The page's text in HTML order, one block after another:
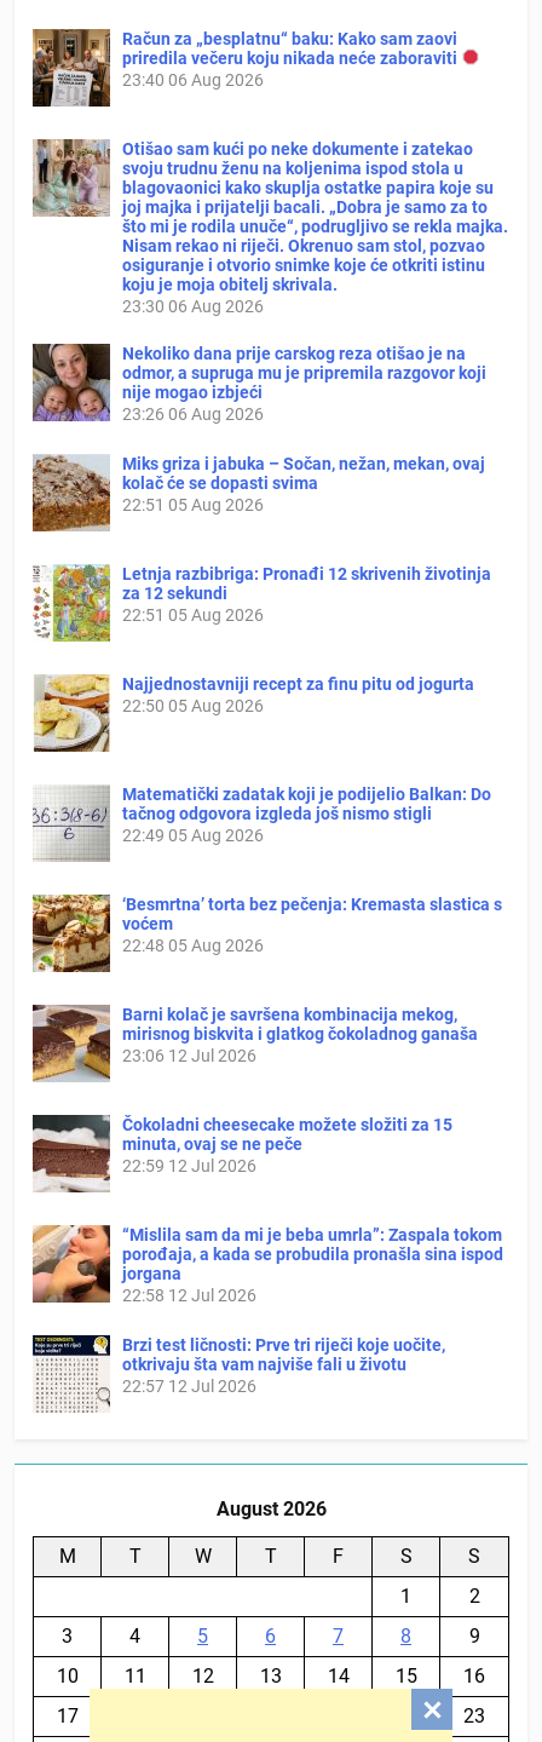
Račun za „besplatnu“ baku: Kako sam zaovi
priredila večeru koju nikada neće zaboraviti
23:40 06 Aug 2026
Otišao sam kući po neke dokumente i zatekao
svoju trudnu ženu na koljenima ispod stola u
blagovaonici kako skuplja ostatke papira koje su
joj majka i prijatelji bacali. „Dobra je samo za to
što mi je rodila unuče“, podrugljivo se rekla majka.
Nisam rekao ni riječi. Okrenuo sam stol, pozvao
osiguranje i otvorio snimke koje će otkriti istinu
koju je moja obitelj skrivala.
23:30 06 Aug 2026
Nekoliko dana prije carskog reza otišao je na
odmor, a supruga mu je pripremila razgovor koji
nije mogao izbjeći
23:26 06 Aug 2026
Miks griza i jabuka – Sočan, nežan, mekan, ovaj
kolač će se dopasti svima
22:51 05 Aug 2026
Letnja razbibriga: Pronađi 12 skrivenih životinja
za 12 sekundi
22:51 05 Aug 2026
Najjednostavniji recept za finu pitu od jogurta
22:50 05 Aug 2026
Matematički zadatak koji je podijelio Balkan: Do
tačnog odgovora izgleda još nismo stigli
22:49 05 Aug 2026
‘Besmrtna’ torta bez pečenja: Kremasta slastica s
voćem
22:48 05 Aug 2026
Barni kolač je savršena kombinacija mekog,
mirisnog biskvita i glatkog čokoladnog ganaša
23:06 12 Jul 2026
Čokoladni cheesecake možete složiti za 15
minuta, ovaj se ne peče
22:59 12 Jul 2026
“Mislila sam da mi je beba umrla”: Zaspala tokom
porođaja, a kada se probudila pronašla sina ispod
jorgana
22:58 12 Jul 2026
Brzi test ličnosti: Prve tri riječi koje uočite,
otkrivaju šta vam najviše fali u životu
22:57 12 Jul 2026
August 2026
M T W T F S
S
1
2
3
4 5 6 7 8
9
10
11 12 13 14 15
16
17
23